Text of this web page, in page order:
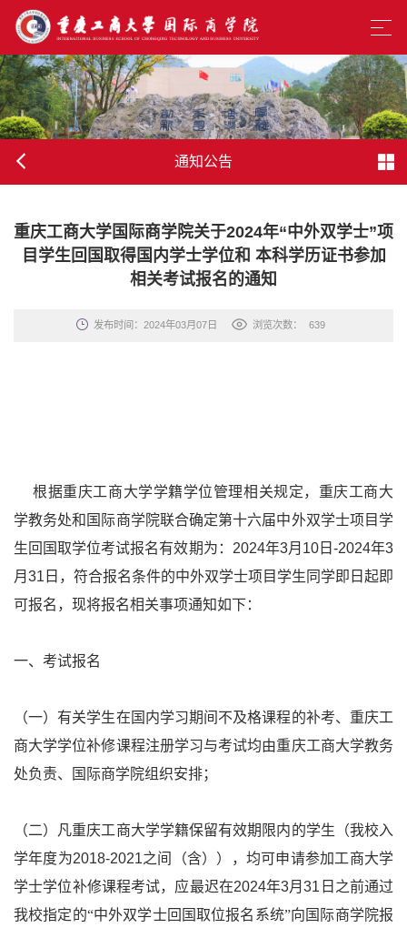
通知公告
重庆工商大学国际商学院关于2024年“中外双学士”项
目学生回国取得国内学士学位和 本科学历证书参加
相关考试报名的通知
发布时间：2024年03月07日 浏览次数： 639
根据重庆工商大学学籍学位管理相关规定，重庆工商大
学教务处和国际商学院联合确定第十六届中外双学士项目学
生回国取学位考试报名有效期为： 2024年3月 10日 -2024年3
月 31 日，符合报名条件的中外双学士项目学生同学即日起即
可报名，现将报名相关事项通知如下：
一、考试报名
（一）有关学生在国内学习期间不及格课程的补考、重庆工
商大学学位补修课程注册学习与考试均由重庆工商大学教务
处负责、国际商学院组织安排；
（二）凡重庆工商大学学籍保留有效期限内的学生（我校入
学年度为2018-2021之间（含）），均可申请参加工商大学
学士学位补修课程考试，应最迟在2024年3月31 日之前通过
我校指定的“中外双学士回国取位报名系统”向国际商学院报